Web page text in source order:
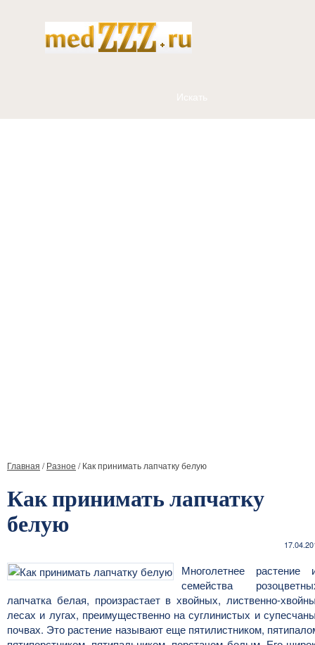
Главная /Разное /Как принимать лапчатку белую
Как принимать лапчатку
белую
Многолетнее растение
семейства
лапчатка белая, произрастает в хвойных, лиственно-
лесах и лугах, преимущественно на суглинистых и
почвах. Это растение называют еще пятилистником,